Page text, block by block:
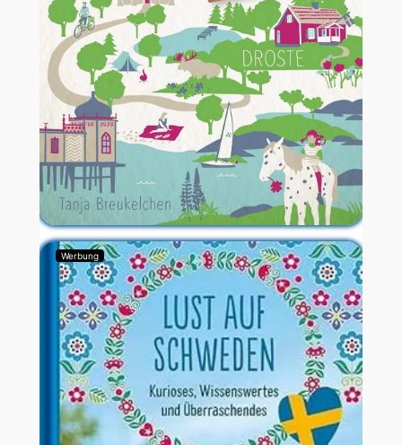
Werbung